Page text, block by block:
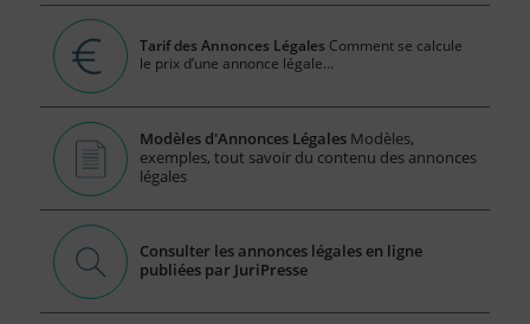
Tarif des Annonces Légales Comment se calcule
le prix d’une annonce légale...
Modèles d'Annonces Légales Modèles,
exemples, tout savoir du contenu des annonces
légales
Consulter les annonces légales en ligne
publiées par JuriPresse